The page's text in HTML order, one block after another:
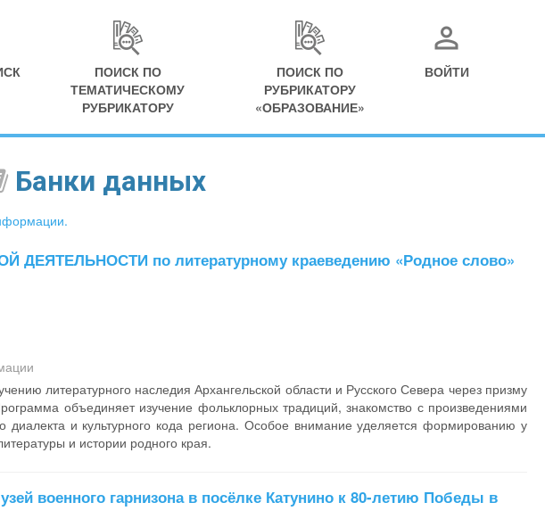
ПОИСК ПО
ТЕМАТИЧЕСКОМУ
РУБРИКАТОРУ
ПОИСК ПО
РУБРИКАТОРУ
«ОБРАЗОВАНИЕ»
ВОЙТИ
Банки данных
по литературному краеведению «Родное слово»
литературного наследия Архангельской области и Русского Севера через призму
объединяет изучение фольклорных традиций, знакомство с произведениями
диалекта и культурного кода региона. Особое внимание уделяется формированию у
и истории родного края.
военного гарнизона в посёлке Катунино к 80-летию Победы в